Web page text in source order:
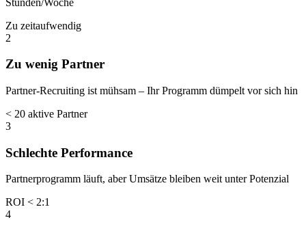
Zu zeitaufwendig
2
Zu wenig Partner
Partner-Recruiting ist mühsam – Ihr Programm dümpelt vor sich hin
< 20 aktive Partner
3
Schlechte Performance
Partnerprogramm läuft, aber Umsätze bleiben weit unter Potenzial
ROI < 2:1
4